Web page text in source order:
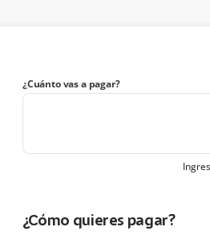
¿Cuánto vas a pagar?
¿Cómo quieres pagar?